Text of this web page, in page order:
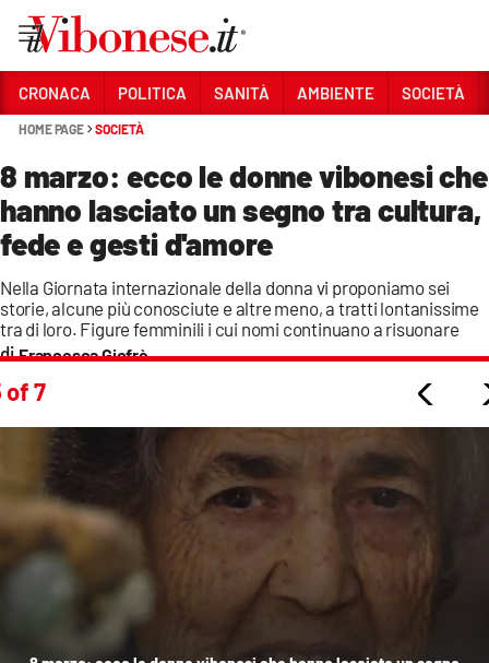
Sezioni
CRONACA
POLITICA
AMBIENTE
SOCIETÀ
CULTURA
ECONOMIA E LAVORO
EVENTI
SPORT
CRONACA POLITICA SANITÀ AMBIENTE SOCIETÀ
HOME PAGE SOCIETÀ
8 marzo: ecco le donne vibonesi che
hanno lasciato un segno tra cultura,
fede e gesti d'amore
Nella Giornata internazionale della donna vi proponiamo sei
storie, alcune più conosciute e altre meno, a tratti lontanissime
tra di loro. Figure femminili i cui nomi continuano a risuonare
Francesca Giofrè
of 7